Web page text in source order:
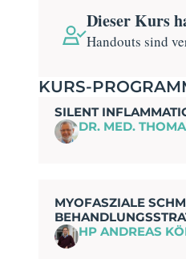
Dieser Kurs
Handouts sind
KURS-
SILENT
DR. MED.
MYOFASZIALE
HP ANDREAS